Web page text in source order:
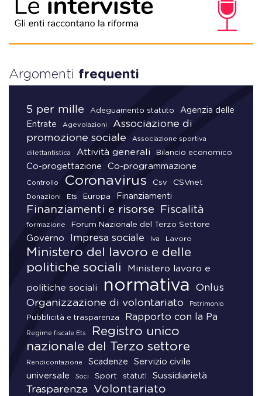
Argomenti frequenti
5 per mille Adeguamento statuto
Agenzia delle
Entrate
Agevolazioni
Associazione di
promozione sociale
Associazione sportiva
dilettantistica Attività generali Bilancio economico
Co-progettazione Co-programmazione
Controllo Coronavirus Csv CSVnet
Donazioni Ets Europa Finanziamenti
Finanziamenti e risorse Fiscalità
formazione Forum Nazionale del Terzo Settore
Governo Impresa sociale Iva Lavoro
Ministero del lavoro e delle
politiche sociali
Ministero lavoro e
politiche sociali normativa Onlus
Organizzazione di volontariato Patrimonio
Pubblicità e trasparenza Rapporto con la Pa
Regime fiscale Ets
Registro unico
nazionale del Terzo settore
Rendicontazione Scadenze
Servizio civile
universale
Soci Sport statuti Sussidiarietà
Trasparenza Volontariato